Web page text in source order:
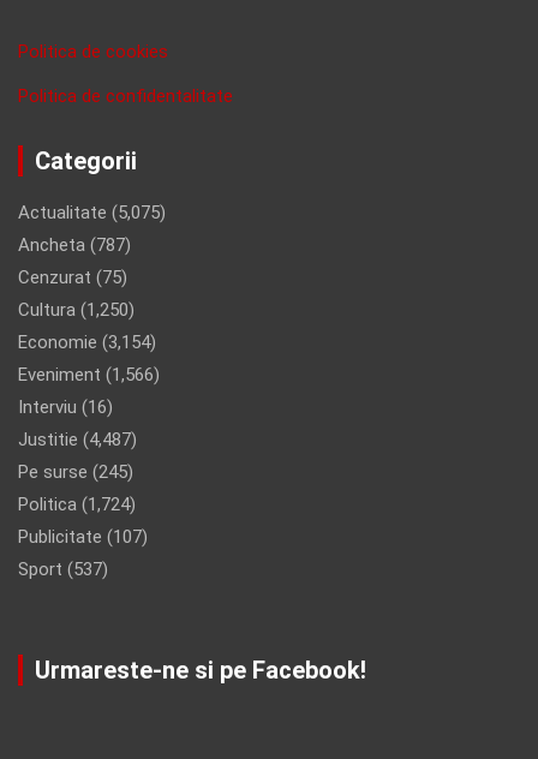
Politica de cookies
Politica de confidentalitate
Categorii
Actualitate (5,075)
Ancheta (787)
Cenzurat (75)
Cultura (1,250)
Economie (3,154)
Eveniment (1,566)
Interviu (16)
Justitie (4,487)
Pe surse (245)
Politica (1,724)
Publicitate (107)
Sport (537)
Urmareste-ne si pe Facebook!